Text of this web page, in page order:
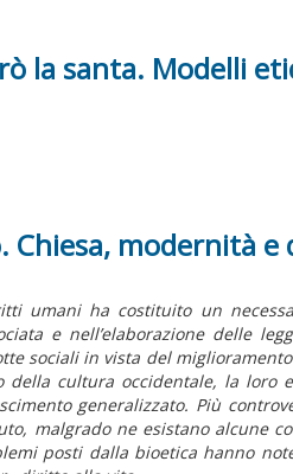
la santa. Modelli
Chiesa, modernità
umani ha costituito un
e nell’elaborazione delle
sociali in vista del
della cultura occidentale, la loro
generalizzato. Più
malgrado ne esistano alcune
posti dalla bioetica hanno